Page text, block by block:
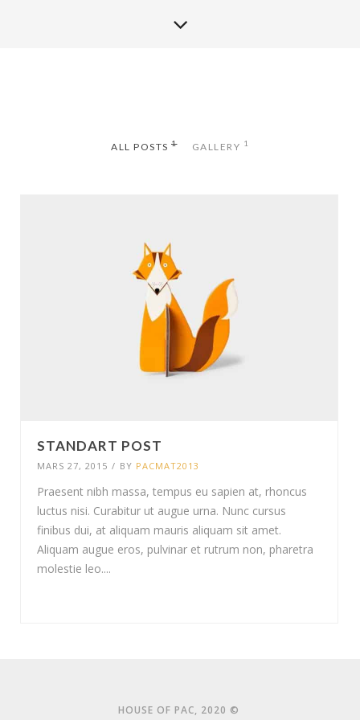
ALL POSTS 1 GALLERY 1
STANDART POST
MARS 27, 2015 / BY PACMAT2013
Praesent nibh massa, tempus eu sapien at, rhoncus
luctus nisi. Curabitur ut augue urna. Nunc cursus
finibus dui, at aliquam mauris aliquam sit amet.
Aliquam augue eros, pulvinar et rutrum non, pharetra
molestie leo....
HOUSE OF PAC, 2020 ©